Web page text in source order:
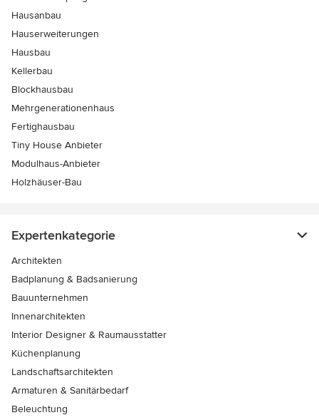
Hausanbau
Hauserweiterungen
Hausbau
Kellerbau
Blockhausbau
Mehrgenerationenhaus
Fertighausbau
Tiny House Anbieter
Modulhaus-Anbieter
Holzhäuser-Bau
Expertenkategorie
Architekten
Badplanung & Badsanierung
Bauunternehmen
Innenarchitekten
Interior Designer & Raumausstatter
Küchenplanung
Landschaftsarchitekten
Armaturen & Sanitärbedarf
Beleuchtung